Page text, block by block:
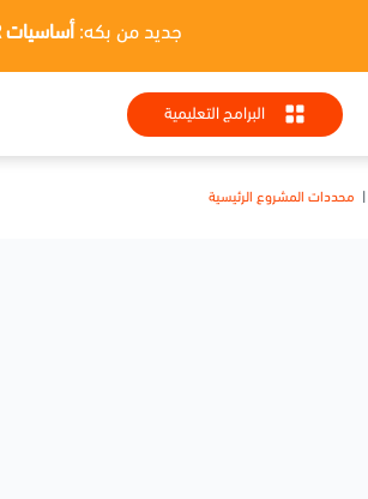
جديد من بكه: أساسيات HR + تطبيقات الذكاء الاصطناعي
البرامج التعليمية
محددات المشروع الرئيسية